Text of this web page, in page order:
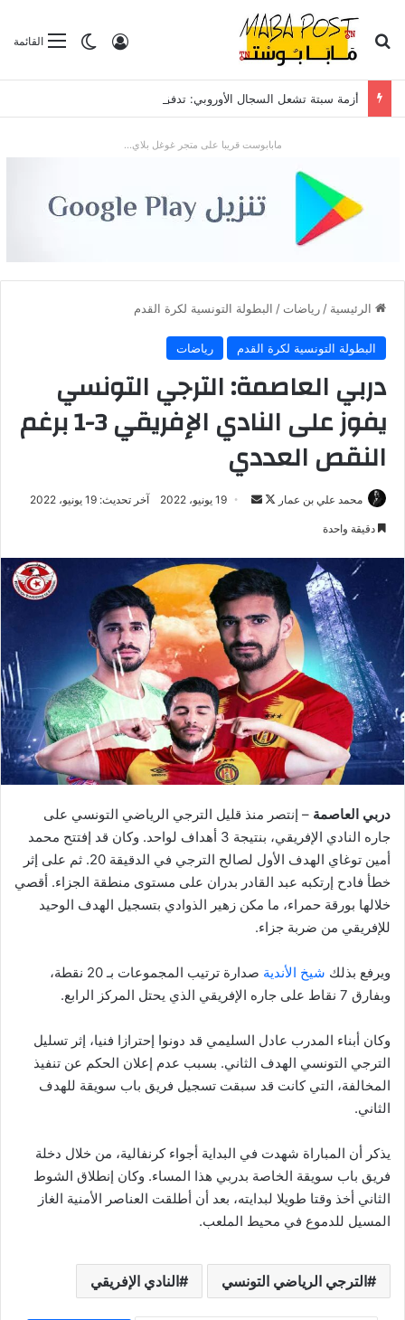
القائمةالوضع
تسجيل الدخول بحث عن
مابابوست قريبا على متجر غوغل بلاي...
الرئيسية / رياضات / البطولة التونسية لكرة القدم
البطولة التونسية لكرة القدم رياضات
دربي العاصمة: الترجي التونسي
يفوز على النادي الإفريقي 3-1 برغم
النقص العددي
محمد علي بن عمار
تابعأرسل 19 يونيو، 2022 آخر تحديث: 19 يونيو، 2022
دقيقة واحدة
دربي العاصمة – إنتصر منذ قليل الترجي الرياضي التونسي على
جاره النادي الإفريقي، بنتيجة 3 أهداف لواحد. وكان قد إفتتح محمد
أمين توغاي الهدف الأول لصالح الترجي في الدقيقة 20. ثم على إثر
خطأ فادح إرتكبه عبد القادر بدران على مستوى منطقة الجزاء. أقصي
خلالها بورقة حمراء، ما مكن زهير الذوادي بتسجيل الهدف الوحيد
للإفريقي من ضربة جزاء.
ويرفع بذلك شيخ الأندية
صدارة ترتيب المجموعات بـ 20 نقطة،
وبفارق 7 نقاط على جاره الإفريقي الذي يحتل المركز الرابع.
وكان أبناء المدرب عادل السليمي قد دونوا إحترازا فنيا، إثر تسليل
الترجي التونسي الهدف الثاني. بسبب عدم إعلان الحكم عن تنفيذ
المخالفة، التي كانت قد سبقت تسجيل فريق باب سويقة للهدف
الثاني.
يذكر أن المباراة شهدت في البداية أجواء كرنفالية، من خلال دخلة
فريق باب سويقة الخاصة بدربي هذا المساء. وكان إنطلاق الشوط
الثاني أخذ وقتا طويلا لبدايته، بعد أن أطلقت العناصر الأمنية الغاز
المسيل للدموع في محيط الملعب.
الترجي الرياضي التونسي النادي الإفريقي